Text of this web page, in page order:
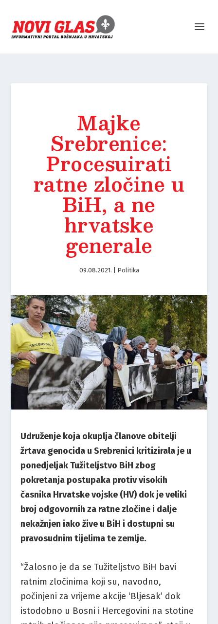
Majke
Srebrenice:
Procesuirati
ratne zločine u
BiH, a ne
hrvatske
generale
09.08.2021. Politika
Udruženje koja okuplja članove obitelji
žrtava genocida u Srebrenici kritizirala je u
ponedjeljak Tužiteljstvo BiH zbog
pokretanja postupaka protiv visokih
časnika Hrvatske vojske (HV) dok je veliki
broj odgovornih za ratne zločine i dalje
nekažnjen iako žive u BiH i dostupni su
pravosudnim tijelima te zemlje.
“Žalosno je da se Tužiteljstvo BiH bavi
ratnim zločinima koji su, navodno,
počinjeni za vrijeme akcije ‘Bljesak’ dok
istodobno u Bosni i Hercegovini na stotine